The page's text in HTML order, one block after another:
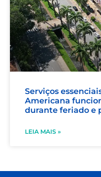
Serviços
Americana
durante feriado e
LEIA MAIS »